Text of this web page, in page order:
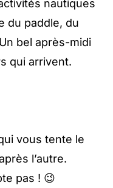
nautiques
du paddle, du
bel après-midi
qui arrivent.
vous tente le
l’autre.
pas ! 😉